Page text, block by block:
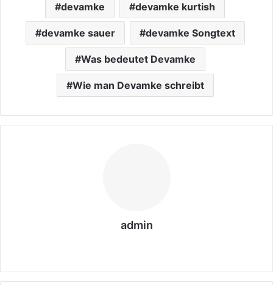
devamke devamke kurtish
devamke sauer devamke Songtext
Was bedeutet Devamke
Wie man Devamke schreibt
admin
eit